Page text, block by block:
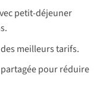
petit-déjeuner
meilleurs tarifs.
pour réduire